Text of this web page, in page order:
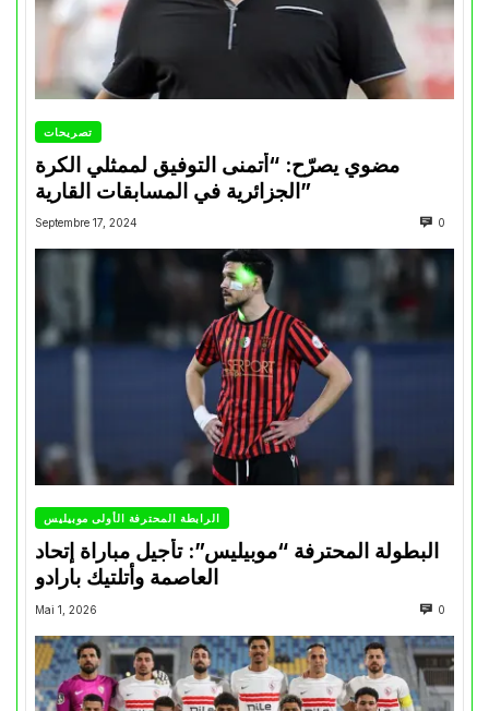
تصريحات
مضوي يصرّح: “أتمنى التوفيق لممثلي الكرة
الجزائرية في المسابقات القارية”
Septembre 17, 2024 0
الرابطة المحترفة الأولى موبيليس
البطولة المحترفة “موبيليس”: تأجيل مباراة إتحاد
العاصمة وأتلتيك بارادو
Mai 1, 2026 0